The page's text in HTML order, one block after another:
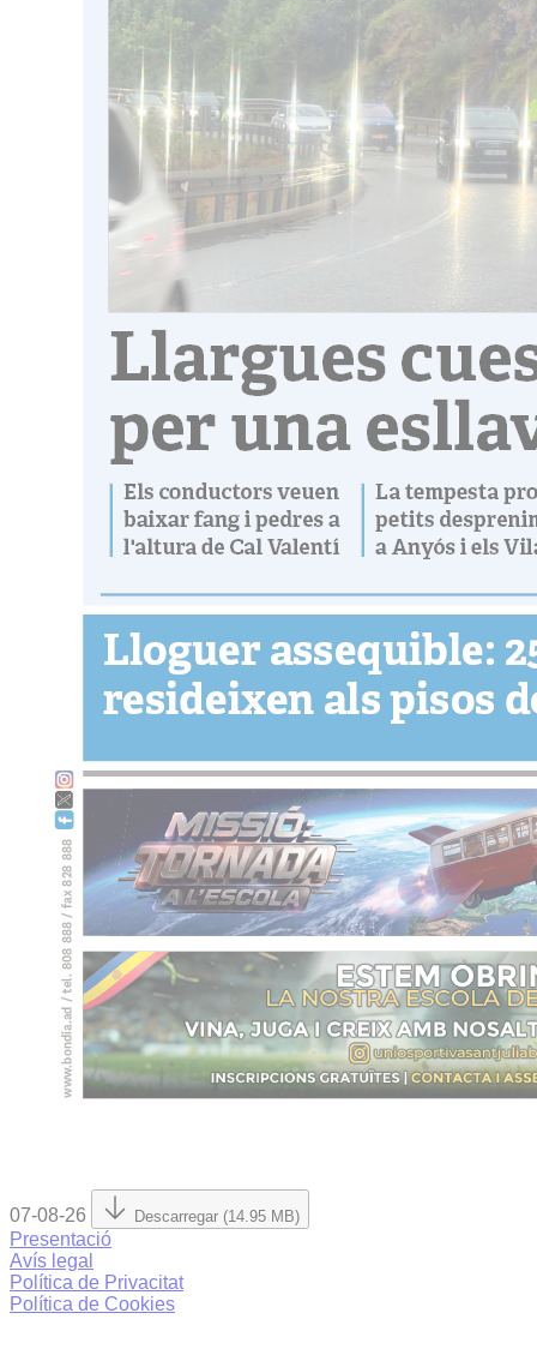
07-08-26 Descarregar (14.95 MB)
Presentació
Avís legal
Política de Privacitat
Política de Cookies